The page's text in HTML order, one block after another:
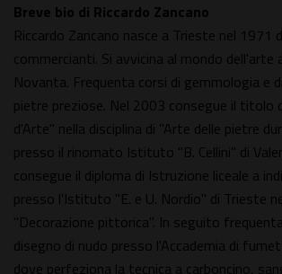
Breve bio di Riccardo Zancano
Riccardo Zancano nasce a Trieste nel 1971
commercianti. Si avvicina al mondo dell'arte
Novanta. Frequenta corsi di gemmologia e
pietre preziose. Nel 2003 consegue il titolo
d'Arte" nella disciplina di "Arte delle pietre
presso il rinomato Istituto "B. Cellini" di
consegue il diploma di Istruzione liceale a
presso l'Istituto "E. e U. Nordio" di Trieste
"Decorazione pittorica". In seguito
disegno di nudo presso l'Accademia di
dove perfeziona la tecnica a carboncino,